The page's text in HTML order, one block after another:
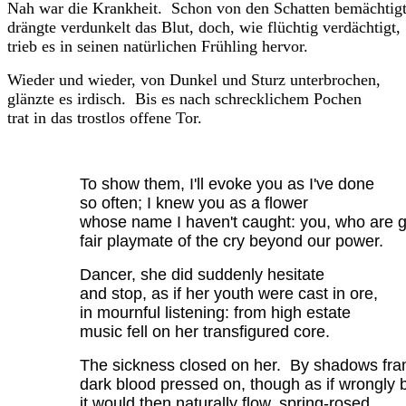
Nah war die Krankheit. Schon von den Schatten
drängte verdunkelt das Blut, doch, wie flüchtig verdächtigt,
trieb es in seinen natürlichen Frühling hervor.
Wieder und wieder, von Dunkel und Sturz unterbrochen,
glänzte es irdisch. Bis es nach schrecklichem Pochen
trat in das trostlos offene Tor.
To show them, I'll evoke you as I've done
so often; I knew you as a flower
whose name I haven't caught: you, who are
fair playmate of the cry beyond our power.
Dancer, she did suddenly hesitate
and stop, as if her youth were cast in ore,
in mournful listening: from high estate
music fell on her transfigured core.
The sickness closed on her. By shadows
dark blood pressed on, though as if wrongly